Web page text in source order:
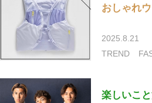
おしゃれ
2025.8.21
TREND
楽しいこ